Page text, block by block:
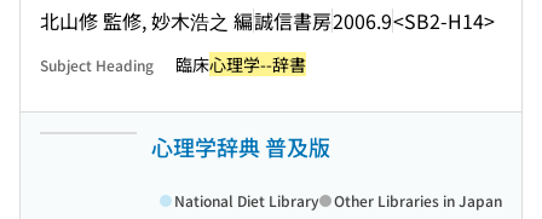
北山修 監修, 妙木浩之 編誠信書房2006.9<SB2-H14>
Subject Heading 臨床心理学--辞書
心理学辞典 普及版
National Diet Library Other Libraries in Japan